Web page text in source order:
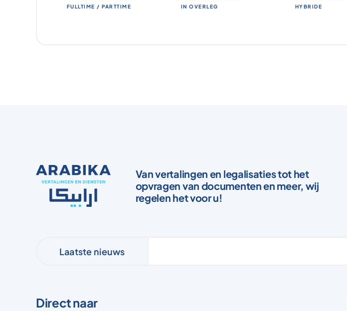
FULLTIME / PARTTIME IN OVERLEG HYBRIDE
Van vertalingen en legalisaties tot het
opvragen van documenten en meer, wij
regelen het voor u!
Laatste nieuws
Direct naar